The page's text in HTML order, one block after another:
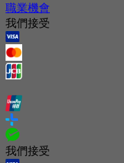
職業機會
我們接受
我們接受